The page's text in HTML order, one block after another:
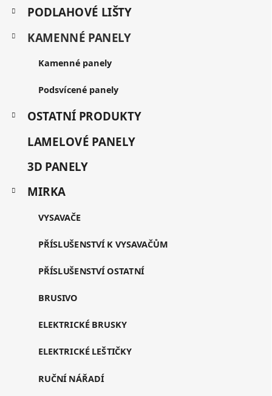
e
o
PODLAHOVÉ LIŠTY
KAMENNÉ PANELY
Kamenné panely
Podsvícené panely
OSTATNÍ PRODUKTY
LAMELOVÉ PANELY
3D PANELY
MIRKA
VYSAVAČE
PŘÍSLUŠENSTVÍ K VYSAVAČŮM
PŘÍSLUŠENSTVÍ OSTATNÍ
BRUSIVO
ELEKTRICKÉ BRUSKY
ELEKTRICKÉ LEŠTIČKY
RUČNÍ NÁŘADÍ